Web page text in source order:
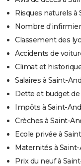
Risques naturels à
Nombre
Classement des
Accidents de
Climat et
Salaires à Saint-
Dette et budget
Impôts à Saint-
Crèches à Saint-
Ecole privée à
Maternités à
Prix du neuf à